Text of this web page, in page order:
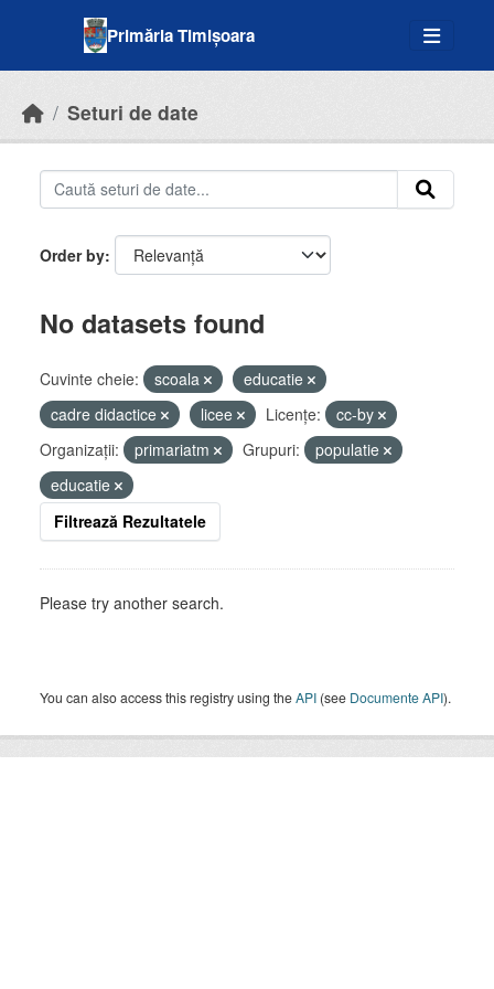
Primăria Timișoara
Seturi de date
Order by
No datasets found
Cuvinte cheie: scoala
educatie
cadre didactice
licee Licenţe:
cc-by
Organizații:
primariatm Grupuri:
populatie
educatie
Filtrează Rezultatele
Please try another search.
You can also access this registry using theAPI (see Documente API).